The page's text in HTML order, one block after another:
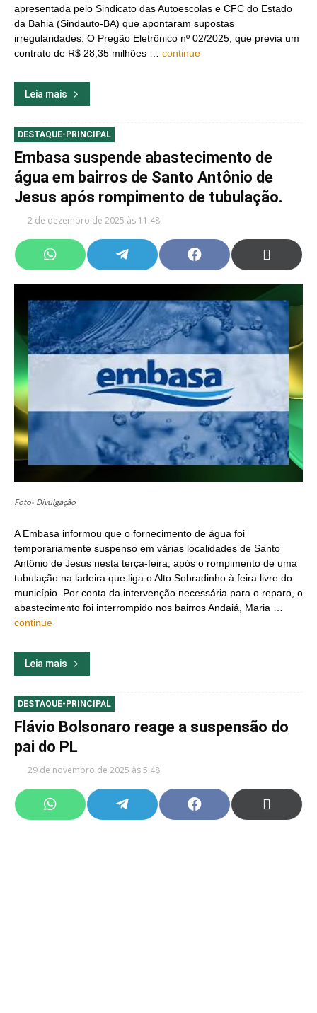
apresentada pelo Sindicato das Autoescolas e CFC do Estado
da Bahia (Sindauto-BA) que apontaram supostas
irregularidades. O Pregão Eletrônico nº 02/2025, que previa um
contrato de R$ 28,35 milhões … continue
Leia mais
DESTAQUE-PRINCIPAL
Embasa suspende abastecimento de
água em bairros de Santo Antônio de
Jesus após rompimento de tubulação.
2 de dezembro de 2025 às 11:48
Share
on
Share
on
Share
on
Share
on
(Twitter)
Foto- Divulgação
A Embasa informou que o fornecimento de água foi
temporariamente suspenso em várias localidades de Santo
Antônio de Jesus nesta terça-feira, após o rompimento de uma
tubulação na ladeira que liga o Alto Sobradinho à feira livre do
município. Por conta da intervenção necessária para o reparo, o
abastecimento foi interrompido nos bairros Andaiá, Maria …
continue
Leia mais
DESTAQUE-PRINCIPAL
Flávio Bolsonaro reage a suspensão do
pai do PL
29 de novembro de 2025 às 5:48
Share
on
Share
on
Share
on
Share
on